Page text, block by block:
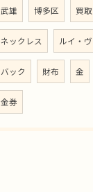
武雄 博多区 買取
ネックレス ルイ・
バック 財布 金
金券